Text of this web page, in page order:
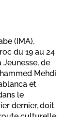
(IMA),
du 19 au 24
Jeunesse, de
Mehdi
et
le
dernier, doit